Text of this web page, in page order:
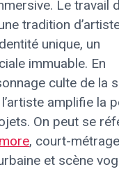
Le travail
tradition
unique, un
immuable. En
culte de la
amplifie la
On peut se
, court-
et scène